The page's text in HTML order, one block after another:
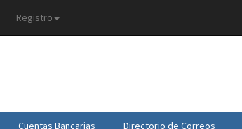
Registro
Cuentas Bancarias Directorio de Correos